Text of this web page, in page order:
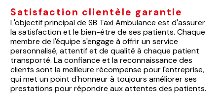
Satisfaction clientèle garantie
L'objectif principal de SB Taxi Ambulance est d'assurer
la satisfaction et le bien-être de ses patients. Chaque
membre de l'équipe s'engage à offrir un service
personnalisé, attentif et de qualité à chaque patient
transporté. La confiance et la reconnaissance des
clients sont la meilleure récompense pour l'entreprise,
qui met un point d'honneur à toujours améliorer ses
prestations pour répondre aux attentes des patients.